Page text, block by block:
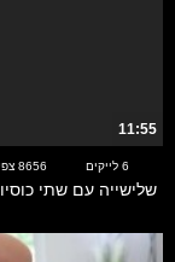
11:55
6 לייקים 8656 צפיות
שלישייה עם שתי